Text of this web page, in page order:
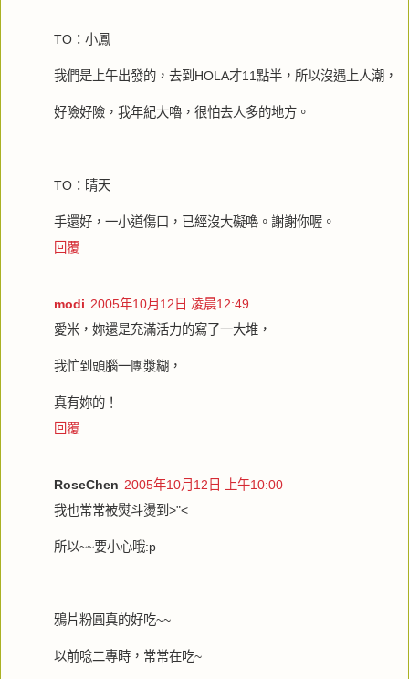
TO：小鳳
我們是上午出發的，去到HOLA才11點半，所以沒遇上人潮，
好險好險，我年紀大嚕，很怕去人多的地方。
TO：晴天
手還好，一小道傷口，已經沒大礙嚕。謝謝你喔。
回覆
modi 2005年10月12日 凌晨12:49
愛米，妳還是充滿活力的寫了一大堆，
我忙到頭腦一團漿糊，
真有妳的！
回覆
RoseChen 2005年10月12日 上午10:00
我也常常被熨斗燙到>"<
所以~~要小心哦:p
鴉片粉圓真的好吃~~
以前唸二專時，常常在吃~